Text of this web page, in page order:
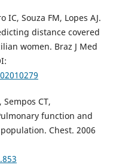
IC, Souza FM, Lopes AJ.
distance covered
women. Braz J Med
CT,
function and
Chest. 2006